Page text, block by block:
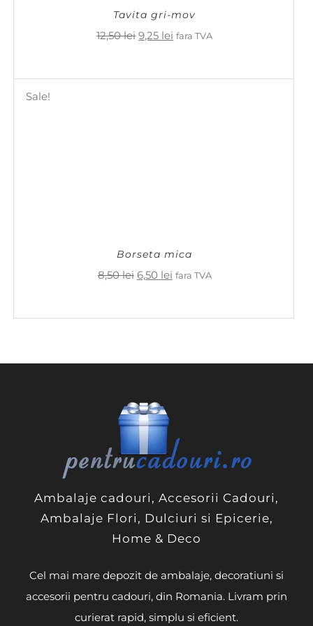
Tavita gri-mov
12,50leiPrețul
fost:
9,25 lei Prețul
9,25 lei.
fara TVA
Sale!
Borseta mica
8,50lei Prețul
fost:
6,50 leiPrețul
6,50 lei.
fara TVA
Ambalaje cadouri, Accesorii Cadouri,
Ambalaje Flori, Dulciuri si Epicerie,
Home & Deco
Cel mai mare depozit de ambalaje, decoratiuni si
accesorii pentru cadouri, din Romania. Livram prin
curierat rapid, simplu si eficient.